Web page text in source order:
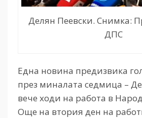
Делян Пеевски. Снимка:
ДПС
Една новина предизвика
през миналата седмица –
вече ходи на работа в
Още на втория ден на